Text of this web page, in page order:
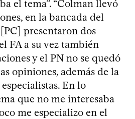
el tema”. “Colman llevó
en la bancada del
presentaron dos
FA a su vez también
y el PN no se quedó
opiniones, además de la
En lo
que no me interesaba
me especializo en el